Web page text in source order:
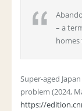
– a
homes
Super-aged
problem (2024,
https://